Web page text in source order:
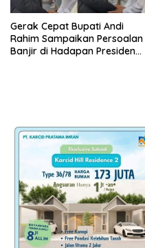
Gerak Cepat Bupati Andi
Rahim Sampaikan Persoalan
Banjir di Hadapan Presiden